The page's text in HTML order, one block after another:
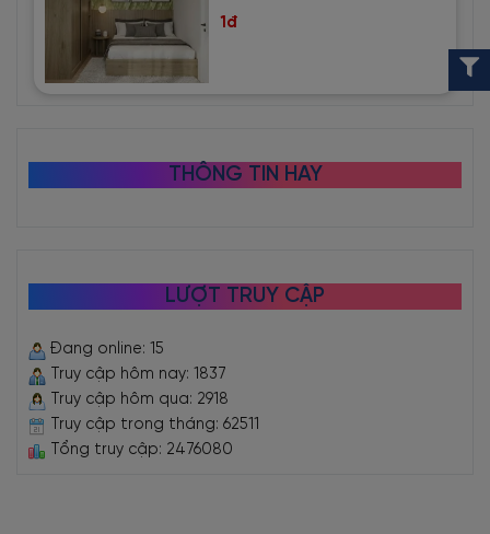
1đ
THÔNG TIN HAY
LƯỢT TRUY CẬP
Đang online: 15
Truy cập hôm nay: 1837
Truy cập hôm qua: 2918
Truy cập trong tháng: 62511
Tổng truy cập: 2476080